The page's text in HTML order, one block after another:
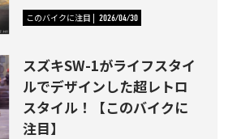
このバイクに注目 2026/04/30
スズキSW-1がライフスタイ
ルでデザインした超レトロ
スタイル！【このバイクに
注目】